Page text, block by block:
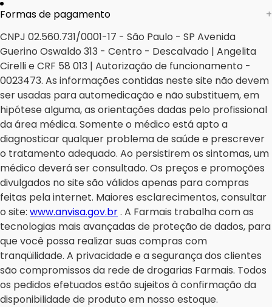
Seja um franqueado
Política de Privacidade e Segurança
Políticas de Trocas e Devoluções
Perguntas Frequentes - Faq
Formas de pagamento
+
CNPJ 02.560.731/0001-17 - São Paulo - SP Avenida
Guerino Oswaldo 313 - Centro - Descalvado | Angelita
Cirelli e CRF 58 013 | Autorização de funcionamento -
0023473. As informações contidas neste site não devem
ser usadas para automedicação e não substituem, em
hipótese alguma, as orientações dadas pelo profissional
da área médica. Somente o médico está apto a
diagnosticar qualquer problema de saúde e prescrever
o tratamento adequado. Ao persistirem os sintomas, um
médico deverá ser consultado. Os preços e promoções
divulgados no site são válidos apenas para compras
feitas pela internet. Maiores esclarecimentos, consultar
o site: www.anvisa.gov.br. A Farmais trabalha com as
tecnologias mais avançadas de proteção de dados, para
que você possa realizar suas compras com
tranqüilidade. A privacidade e a segurança dos clientes
são compromissos da rede de drogarias Farmais. Todos
os pedidos efetuados estão sujeitos à confirmação da
disponibilidade de produto em nosso estoque.